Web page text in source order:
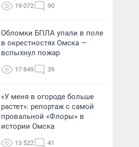
19 072 90
Обломки БПЛА упали в поле
в окрестностях Омска —
вспыхнул пожар
17 849 39
«У меня в огороде больше
растет»: репортаж с самой
провальной «Флоры» в
истории Омска
13 522 41